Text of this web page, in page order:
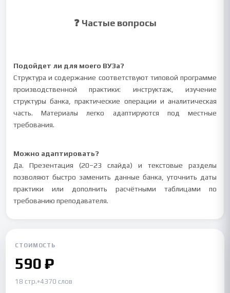
❓ Частые вопросы
Подойдет ли для моего ВУЗа?
Структура и содержание соответствуют типовой программе
производственной практики: инструктаж, изучение
структуры банка, практические операции и аналитическая
часть. Материалы легко адаптируются под местные
требования.
Можно адаптировать?
Да. Презентация (20–23 слайда) и текстовые разделы
позволяют быстро заменить данные банка, уточнить даты
практики или дополнить расчётными таблицами по
требованию преподавателя.
СТОИМОСТЬ
590 ₽
18 стр.•4370 слов